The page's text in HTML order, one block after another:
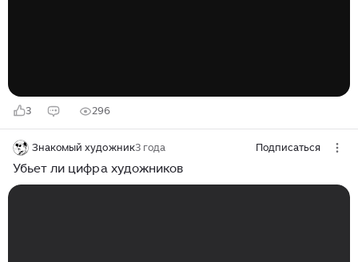
3 296
Знакомый художник3 года Подписаться
Убьет ли цифра художников